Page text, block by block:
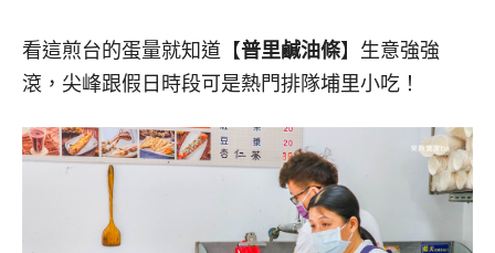
看這煎台的蛋量就知道【普里鹹油條】生意強強
滾，尖峰跟假日時段可是熱門排隊埔里小吃！